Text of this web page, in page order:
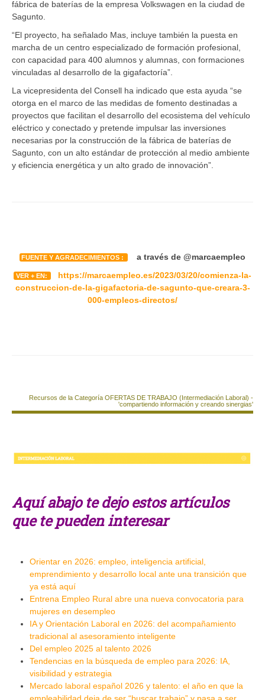
fábrica de baterías de la empresa Volkswagen en la ciudad de
Sagunto.
“El proyecto, ha señalado Mas, incluye también la puesta en
marcha de un centro especializado de formación profesional,
con capacidad para 400 alumnos y alumnas, con formaciones
vinculadas al desarrollo de la gigafactoría”.
La vicepresidenta del Consell ha indicado que esta ayuda “se
otorga en el marco de las medidas de fomento destinadas a
proyectos que facilitan el desarrollo del ecosistema del vehículo
eléctrico y conectado y pretende impulsar las inversiones
necesarias por la construcción de la fábrica de baterías de
Sagunto, con un alto estándar de protección al medio ambiente
y eficiencia energética y un alto grado de innovación”.
FUENTE Y AGRADECIMIENTOS : a través de @marcaempleo
VER + EN:
https://marcaempleo.es/2023/03/20/comienza-la-
construccion-de-la-gigafactoria-de-sagunto-que-creara-3-
000-empleos-directos/
Recursos de la Categoría OFERTAS DE TRABAJO (Intermediación Laboral) -
'compartiendo información y creando sinergias'
Aquí abajo te dejo estos artículos
que te pueden interesar
Orientar en 2026: empleo, inteligencia artificial,
emprendimiento y desarrollo local ante una transición que
ya está aquí
Entrena Empleo Rural abre una nueva convocatoria para
mujeres en desempleo
IA y Orientación Laboral en 2026: del acompañamiento
tradicional al asesoramiento inteligente
Del empleo 2025 al talento 2026
Tendencias en la búsqueda de empleo para 2026: IA,
visibilidad y estrategia
Mercado laboral español 2026 y talento: el año en que la
empleabilidad deja de ser “buscar trabajo” y pasa a ser